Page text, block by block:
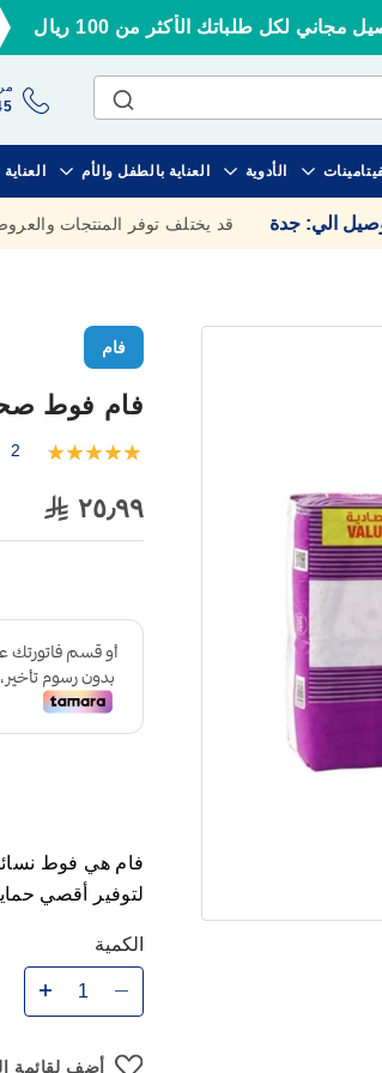
مجاني لكل طلباتك الأكثر من 100 ريال
الأدوية العناية بالطفل والأم
الي: جدة قد يختلف توفر المنتجات
فام
فام فوط صحية
تقييم:
2
٢٥٫٩٩
فام هي فوط
لتوفير أقصي
الكمية
أضف لقائمة